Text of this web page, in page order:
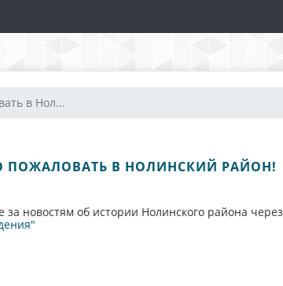
в Нол...
ПОЖАЛОВАТЬ В НОЛИНСКИЙ РАЙОН!
за новостям об истории Нолинского района